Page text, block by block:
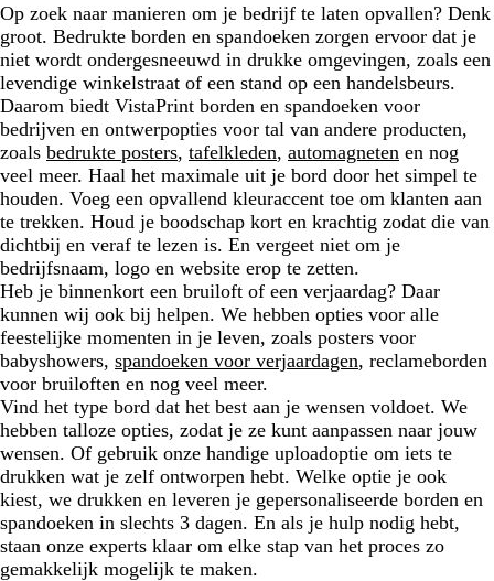
Op zoek naar manieren om je bedrijf te laten opvallen? Denk
groot. Bedrukte borden en spandoeken zorgen ervoor dat je
niet wordt ondergesneeuwd in drukke omgevingen, zoals een
levendige winkelstraat of een stand op een handelsbeurs.
Daarom biedt VistaPrint borden en spandoeken voor
bedrijven en ontwerpopties voor tal van andere producten,
zoals bedrukte posters, tafelkleden, automagneten en nog
veel meer. Haal het maximale uit je bord door het simpel te
houden. Voeg een opvallend kleuraccent toe om klanten aan
te trekken. Houd je boodschap kort en krachtig zodat die van
dichtbij en veraf te lezen is. En vergeet niet om je
bedrijfsnaam, logo en website erop te zetten.
Heb je binnenkort een bruiloft of een verjaardag? Daar
kunnen wij ook bij helpen. We hebben opties voor alle
feestelijke momenten in je leven, zoals posters voor
babyshowers, spandoeken voor verjaardagen, reclameborden
voor bruiloften en nog veel meer.
Vind het type bord dat het best aan je wensen voldoet. We
hebben talloze opties, zodat je ze kunt aanpassen naar jouw
wensen. Of gebruik onze handige uploadoptie om iets te
drukken wat je zelf ontworpen hebt. Welke optie je ook
kiest, we drukken en leveren je gepersonaliseerde borden en
spandoeken in slechts 3 dagen. En als je hulp nodig hebt,
staan onze experts klaar om elke stap van het proces zo
gemakkelijk mogelijk te maken.